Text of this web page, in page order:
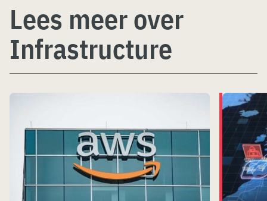
Lees meer over
Infrastructure